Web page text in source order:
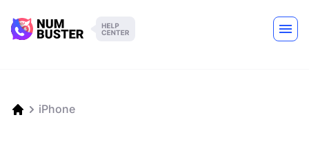
iPhone